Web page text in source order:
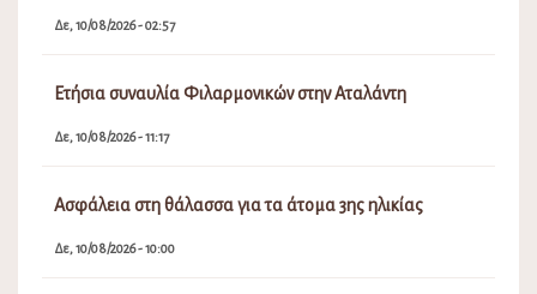
Δε, 10/08/2026 - 02:57
Ετήσια συναυλία Φιλαρμονικών στην Αταλάντη
Δε, 10/08/2026 - 11:17
Ασφάλεια στη θάλασσα για τα άτομα 3ης ηλικίας
Δε, 10/08/2026 - 10:00